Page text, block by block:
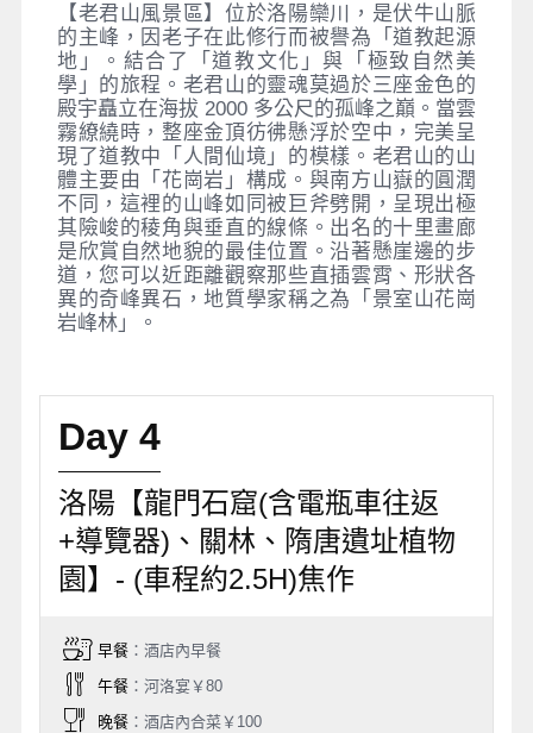
【老君山風景區】位於洛陽欒川，是伏牛山脈
的主峰，因老子在此修行而被譽為「道教起源
地」。結合了「道教文化」與「極致自然美
學」的旅程。老君山的靈魂莫過於三座金色的
殿宇矗立在海拔 2000 多公尺的孤峰之巔。當雲
霧繚繞時，整座金頂彷彿懸浮於空中，完美呈
現了道教中「人間仙境」的模樣。老君山的山
體主要由「花崗岩」構成。與南方山嶽的圓潤
不同，這裡的山峰如同被巨斧劈開，呈現出極
其險峻的稜角與垂直的線條。出名的十里畫廊
是欣賞自然地貌的最佳位置。沿著懸崖邊的步
道，您可以近距離觀察那些直插雲霄、形狀各
異的奇峰異石，地質學家稱之為「景室山花崗
岩峰林」。
Day 4
洛陽【龍門石窟(含電瓶車往返
+導覽器)、關林、隋唐遺址植物
園】- (車程約2.5H)焦作
早餐：酒店內早餐
午餐：河洛宴￥80
晚餐：酒店內合菜￥100